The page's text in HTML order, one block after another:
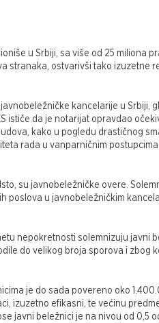
u Srbiji, sa više od 25 miliona
stranaka, ostvarivši tako izuzetne
kancelarije u Srbiji,
ističe da je notarijat opravdao
kako u pogledu drastičnog
rada u vanparničnim
su javnobeležničke overe.
poslova u javnobeležničkim
nepokretnosti solemnizuju javni
do velikog broja sporova i zbog
je do sada povereno oko
izuzetno efikasni, te većinu
javni beležnici je na nivou od 0,5